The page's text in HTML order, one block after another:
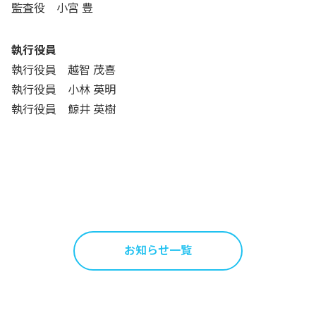
監査役 小宮 豊
執行役員
執行役員 越智 茂喜
執行役員 小林 英明
執行役員 鯨井 英樹
お知らせ一覧